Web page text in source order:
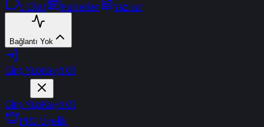
t-Chat Haberler Yazılar
Bağlantı Yok
Giriş YapKayıt Ol
Giriş YapKayıt Ol
PRO Üyelik